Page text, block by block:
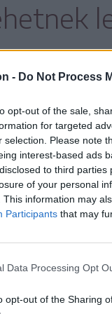
- Do Not Process
opt-out of the sale,
for targeted
selection. Please note
interest-based ads
to third
of your personal
This information may
Participants that may
Data Processing Opt
opt-out of the Sharing
hogy
Facebookon
jövedelmet
a csalást, a